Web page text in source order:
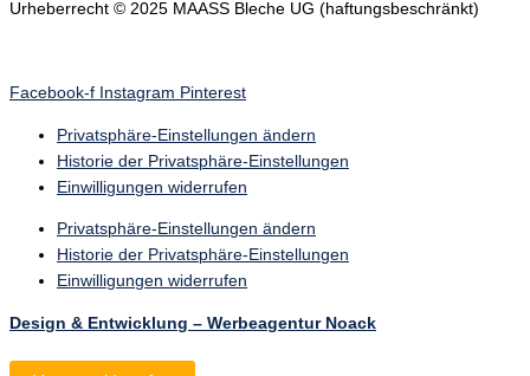
Urheberrecht © 2025 MAASS Bleche UG (haftungsbeschränkt)
Facebook-f Instagram Pinterest
Privatsphäre-Einstellungen ändern
Historie der Privatsphäre-Einstellungen
Einwilligungen widerrufen
Privatsphäre-Einstellungen ändern
Historie der Privatsphäre-Einstellungen
Einwilligungen widerrufen
Design & Entwicklung – Werbeagentur Noack